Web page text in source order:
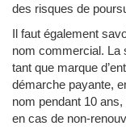
des risques de
Il faut également
nom commercial. La
tant que marque
démarche payante,
nom pendant 10 ans,
en cas de non-